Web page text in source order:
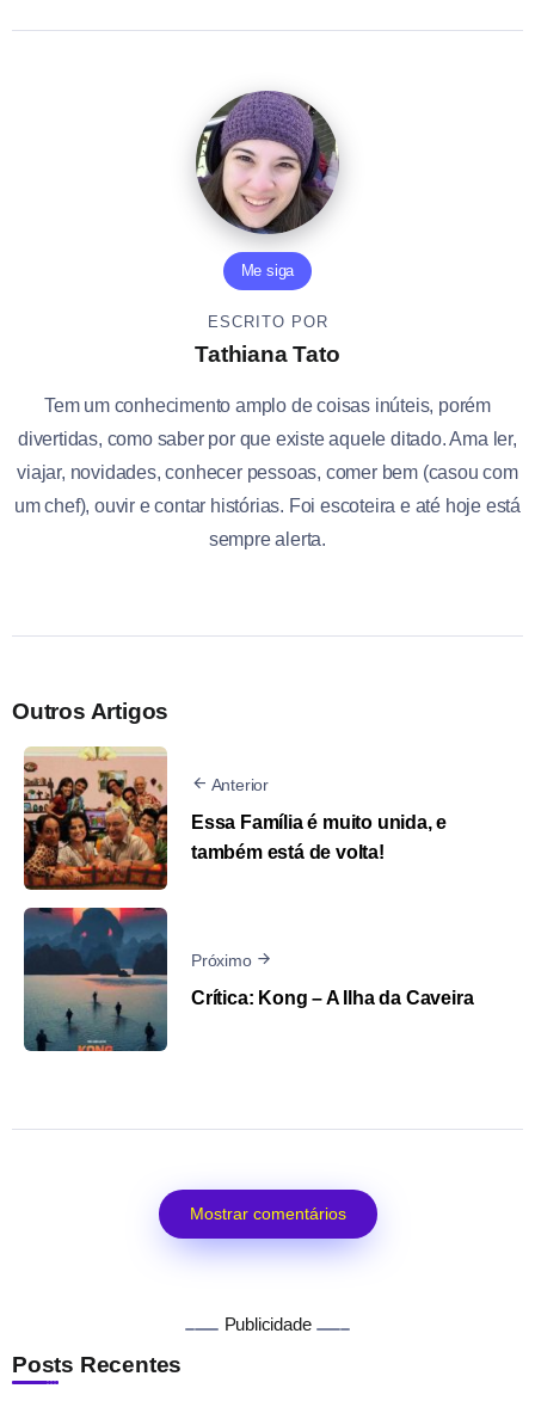
Me siga
ESCRITO POR
Tathiana Tato
Tem um conhecimento amplo de coisas inúteis, porém
divertidas, como saber por que existe aquele ditado. Ama ler,
viajar, novidades, conhecer pessoas, comer bem (casou com
um chef), ouvir e contar histórias. Foi escoteira e até hoje está
sempre alerta.
Outros Artigos
Anterior
Essa Família é muito unida, e
também está de volta!
Próximo
Crítica: Kong – A Ilha da Caveira
Mostrar comentários
Publicidade
Posts Recentes